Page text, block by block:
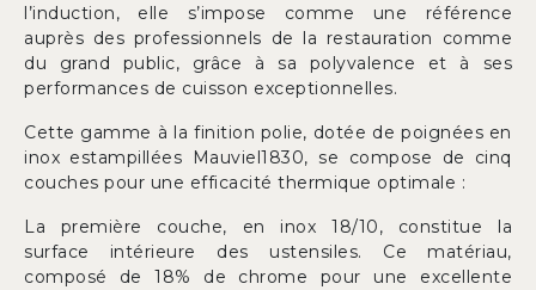
l’induction, elle s’impose comme une référence
auprès des professionnels de la restauration comme
du grand public, grâce à sa polyvalence et à ses
performances de cuisson exceptionnelles.
Cette gamme à la finition polie, dotée de poignées en
inox estampillées Mauviel1830, se compose de cinq
couches pour une efficacité thermique optimale :
La première couche, en inox 18/10, constitue la
surface intérieure des ustensiles. Ce matériau,
composé de 18% de chrome pour une excellente